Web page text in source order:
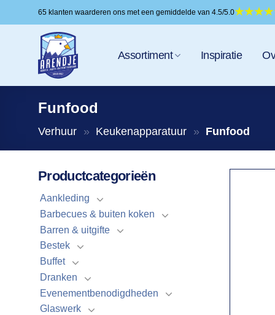
naar
65 klanten waarderen ons met een gemiddelde van 4.5/5.0
Assortiment Inspiratie
Funfood
Verhuur » Keukenapparatuur » Funfood
Productcategorieën
Aankleding
Barbecues & buiten koken
Barren & uitgifte
Bestek
Buffet
Dranken
Evenementbenodigdheden
Glaswerk